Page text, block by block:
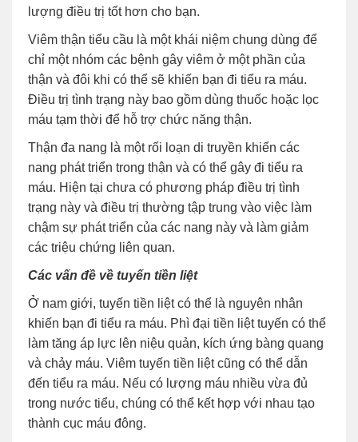
lượng điều trị tốt hơn cho bạn.
Viêm thận tiểu cầu là một khái niệm chung dùng để
chỉ một nhóm các bệnh gây viêm ở một phần của
thận và đôi khi có thể sẽ khiến bạn đi tiểu ra máu.
Điều trị tình trạng này bao gồm dùng thuốc hoặc lọc
máu tạm thời để hỗ trợ chức năng thận.
Thận đa nang là một rối loạn di truyền khiến các
nang phát triển trong thận và có thể gây đi tiểu ra
máu. Hiện tại chưa có phương pháp điều trị tình
trạng này và điều trị thường tập trung vào việc làm
chậm sự phát triển của các nang này và làm giảm
các triệu chứng liên quan.
Các vấn đề về tuyến tiền liệt
Ở nam giới, tuyến tiền liệt có thể là nguyên nhân
khiến bạn đi tiểu ra máu. Phì đại tiền liệt tuyến có thể
làm tăng áp lực lên niệu quản, kích ứng bàng quang
và chảy máu. Viêm tuyến tiền liệt cũng có thể dẫn
đến tiểu ra máu. Nếu có lượng máu nhiều vừa đủ
trong nước tiểu, chúng có thể kết hợp với nhau tạo
thành cục máu đông.